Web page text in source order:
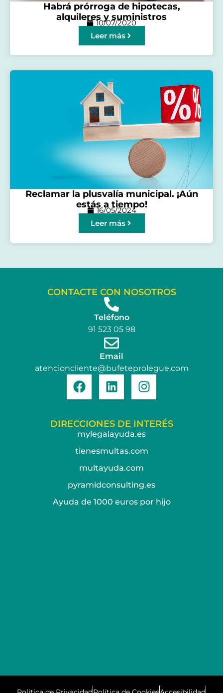
Habrá prórroga de hipotecas,
alquileres y suministros
10/07/2020
Leer más
Reclamar la plusvalía municipal. ¡Aún
estás a tiempo!
16/05/2024
Leer más
CONTACTE CON NOSOTROS
Teléfono
91 523 05 98
Email
atencioncliente@bufeteprolegue.com
DIRECCIONES DE INTERÉS
mylegalayuda.es
tienesmultas.com
multayuda.com
pyramidconsulting.es
Ayuda de 1000 euros por hijo